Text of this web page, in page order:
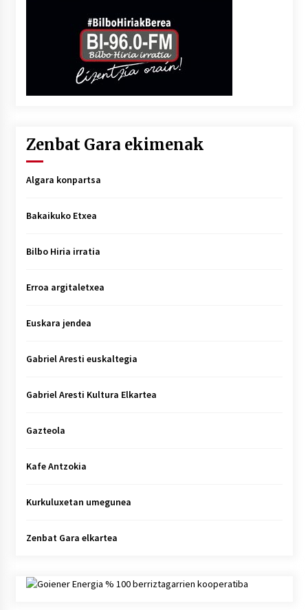
Zenbat Gara ekimenak
Algara konpartsa
Bakaikuko Etxea
Bilbo Hiria irratia
Erroa argitaletxea
Euskara jendea
Gabriel Aresti euskaltegia
Gabriel Aresti Kultura Elkartea
Gazteola
Kafe Antzokia
Kurkuluxetan umegunea
Zenbat Gara elkartea